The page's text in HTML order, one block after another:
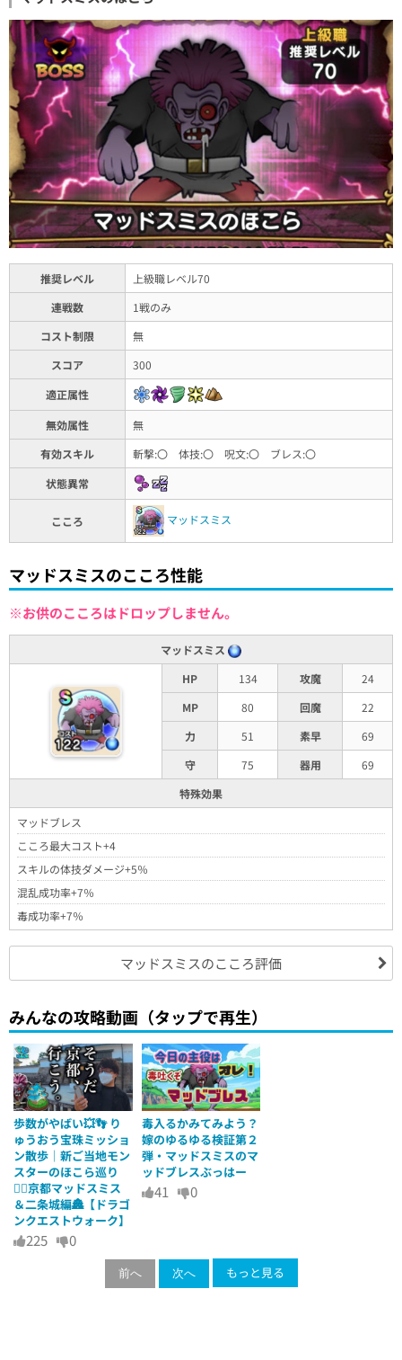
推奨レベル
上級職レベル70
連戦数
1戦のみ
コスト制限
無
スコア
300
適正属性
無効属性
無
有効スキル
斬撃:〇 体技:〇 呪文:〇 ブレス:〇
状態異常
こころ マッドスミス
マッドスミスのこころ性能
※お供のこころはドロップしません。
マッドスミス
HP
134 攻魔
24
MP
80 回魔
22
力
51 素早
69
守
75 器用
69
特殊効果
マッドブレス
こころ最大コスト+4
スキルの体技ダメージ+5％
混乱成功率+7％
毒成功率+7％
マッドスミスのこころ評価
みんなの攻略動画（タップで再生）
歩数がやばい💥👣 り
ゅうおう宝珠ミッショ
ン散歩｜新ご当地モン
スターのほこら巡り
🧟‍♂️京都マッドスミス
＆二条城編🏯【ドラゴ
ンクエストウォーク】
225 0
毒入るかみてみよう？
嫁のゆるゆる検証第２
弾・マッドスミスのマ
ッドブレスぶっはー
41 0
前へ 次へ もっと見る